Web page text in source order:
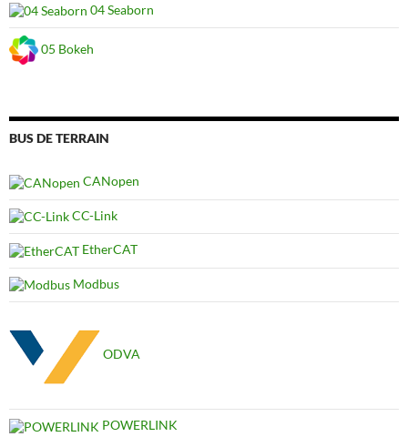
04 Seaborn
05 Bokeh
BUS DE TERRAIN
CANopen
CC-Link
EtherCAT
Modbus
ODVA
POWERLINK